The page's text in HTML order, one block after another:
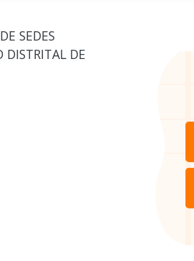
SEDES
DISTRITAL DE